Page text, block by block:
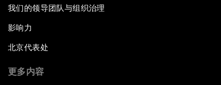
我们的领导团队与组织治理
影响力
北京代表处
更多内容